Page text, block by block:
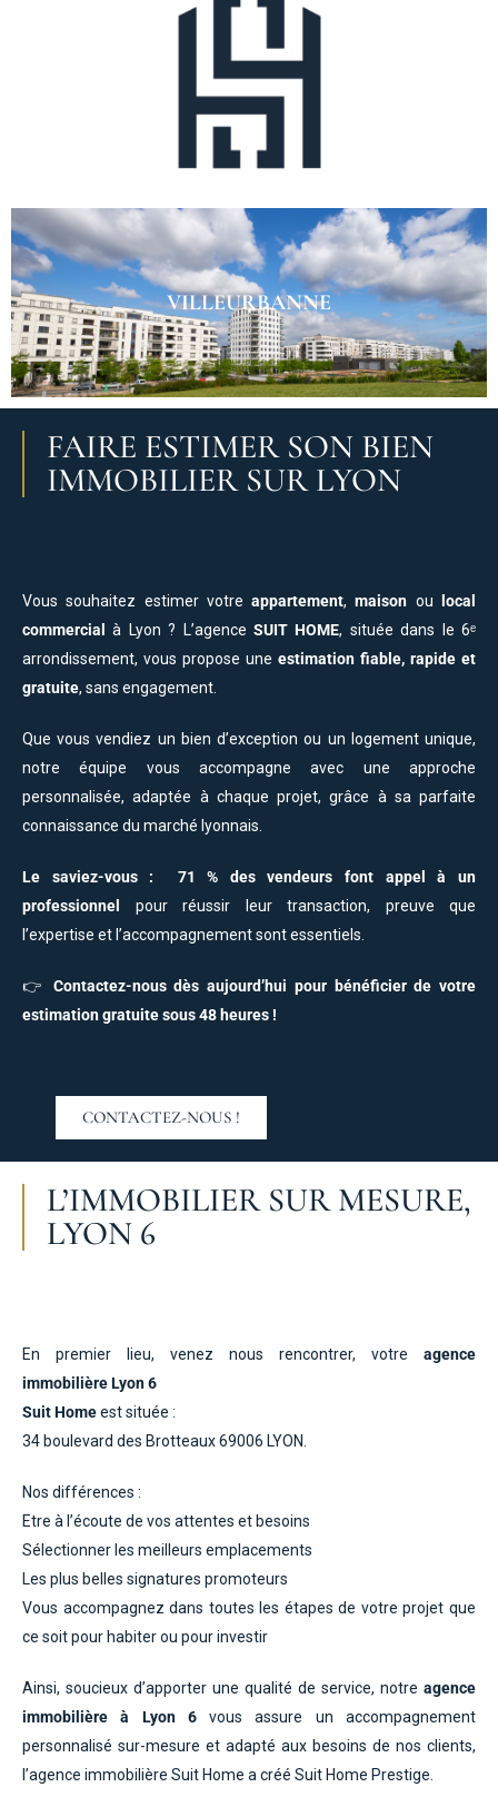
VILLEURBANNE
FAIRE ESTIMER SON BIEN
IMMOBILIER SUR LYON
Vous souhaitez estimer votreappartement,maison ou
local
commercial
à Lyon ? L’agence SUIT HOME, située dans le 6ᵉ
arrondissement, vous propose une estimation fiable, rapide et
gratuite, sans engagement.
Que vous vendiez un bien d’exception ou un logement unique,
notre équipe vous accompagne avec une approche
personnalisée, adaptée à chaque projet, grâce à sa parfaite
connaissance du marché lyonnais.
Le saviez-vous :
71 % des vendeurs font appel à un
professionnel
pour réussir leur transaction, preuve que
l’expertise et l’accompagnement sont essentiels.
👉 Contactez-nous dès aujourd’hui pour bénéficier de votre
estimation gratuite sous 48 heures !
CONTACTEZ-NOUS !
L’IMMOBILIER SUR MESURE,
LYON 6
En premier lieu, venez nous rencontrer, votre agence
immobilière Lyon 6
Suit Homeest située :
34 boulevard des Brotteaux 69006 LYON.
Nos différences :
Etre à l’écoute de vos attentes et besoins
Sélectionner les meilleurs emplacements
Les plus belles signatures promoteurs
Vous accompagnez dans toutes les étapes de votre projet que
ce soit pour habiter ou pour investir
Ainsi, soucieux d’apporter une qualité de service, notre agence
immobilière à Lyon 6vous assure un accompagnement
personnalisé sur-mesure et adapté aux besoins de nos clients,
l’agence immobilière Suit Home a créé Suit Home Prestige.